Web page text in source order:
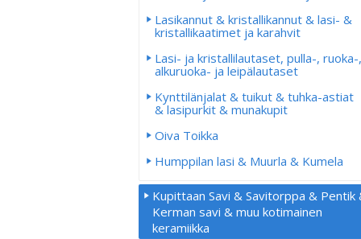
Lasikannut & kristallikannut & lasi- &
kristallikaatimet ja karahvit
Lasi- ja kristallilautaset, pulla-, ruoka-,
alkuruoka- ja leipälautaset
Kynttilänjalat & tuikut & tuhka-astiat
& lasipurkit & munakupit
Oiva Toikka
Humppilan lasi & Muurla & Kumela
Kupittaan Savi & Savitorppa & Pentik
Kerman savi & muu kotimainen
keramiikka